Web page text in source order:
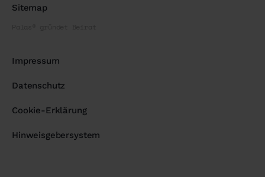
Sitemap
Impressum
Datenschutz
Cookie-Erklärung
Hinweisgebersystem